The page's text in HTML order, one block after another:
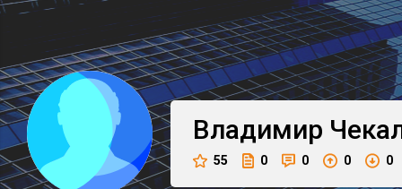
Владимир
55 0 0 0 0